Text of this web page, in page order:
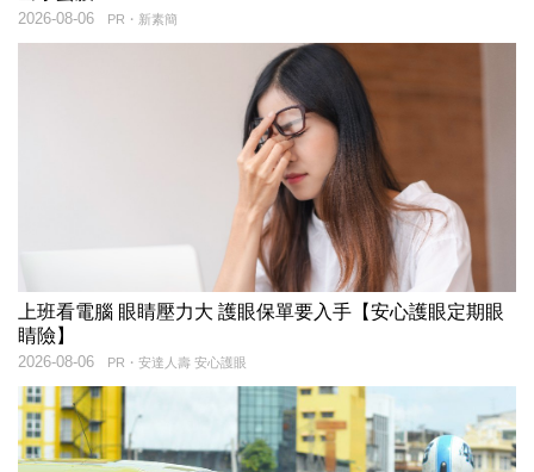
PR・新素簡
2026-08-06
上班看電腦 眼睛壓力大 護眼保單要入手【安心護眼定期眼
睛險】
PR・安達人壽 安心護眼
2026-08-06